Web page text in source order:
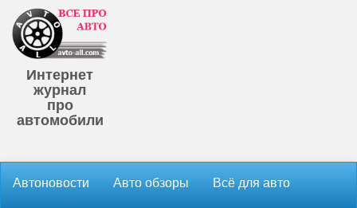
Интернет
журнал
про
автомобили
Автоновости Авто обзоры Всё для авто